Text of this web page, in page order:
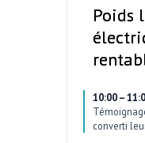
Poids
10:00 –
converti